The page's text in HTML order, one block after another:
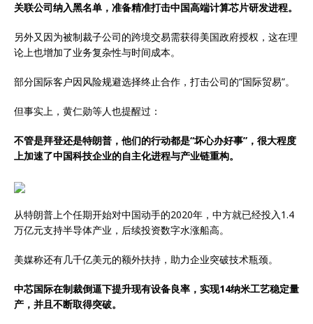
关联公司纳入黑名单，准备精准打击中国高端计算芯片研发进程。
另外又因为被制裁子公司的跨境交易需获得美国政府授权，这在理
论上也增加了业务复杂性与时间成本。
部分国际客户因风险规避选择终止合作，打击公司的“国际贸易”。
但事实上，黄仁勋等人也提醒过：
不管是拜登还是特朗普，他们的行动都是“坏心办好事”，很大程度
上加速了中国科技企业的自主化进程与产业链重构。
从特朗普上个任期开始对中国动手的2020年，中方就已经投入1.4
万亿元支持半导体产业，后续投资数字水涨船高。
美媒称还有几千亿美元的额外扶持，助力企业突破技术瓶颈。
中芯国际在制裁倒逼下提升现有设备良率，实现14纳米工艺稳定量
产，并且不断取得突破。